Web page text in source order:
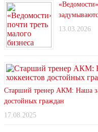
13.03.2026
Старший тренер АКМ: Наша
достойных граждан
17.08.2025